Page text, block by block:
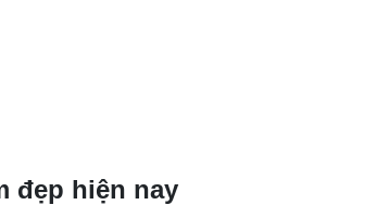
đẹp hiện nay